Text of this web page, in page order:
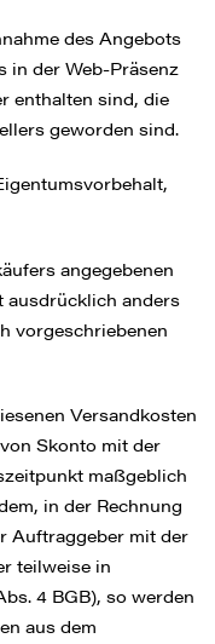
des Angebots
in der Web-Präsenz
enthalten sind, die
geworden sind.
angegebenen
ausdrücklich anders
vorgeschriebenen
Versandkosten
Skonto mit der
maßgeblich
in der Rechnung
Auftraggeber mit der
teilweise in
4 BGB), so werden
aus dem